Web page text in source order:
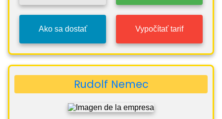
Ako sa dostať Vypočítať tarif
Rudolf Nemec